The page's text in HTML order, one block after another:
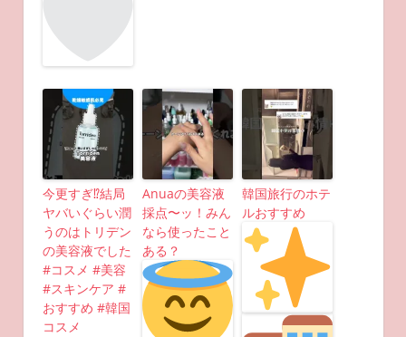
今更すぎ⁉︎結局
ヤバいぐらい潤
うのはトリデン
の美容液でした
#コスメ #美容
#スキンケア #
おすすめ #韓国
コスメ
Anuaの美容液
採点〜ッ！みん
なら使ったこと
ある？
韓国旅行のホテ
ルおすすめ